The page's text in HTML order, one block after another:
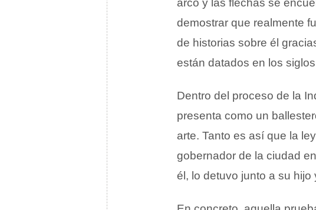
arco y las flechas se
demostrar que realmente
de historias sobre él
están datados en los
Dentro del proceso de la
presenta como un
arte. Tanto es así que la
gobernador de la ciudad
él, lo detuvo junto a su